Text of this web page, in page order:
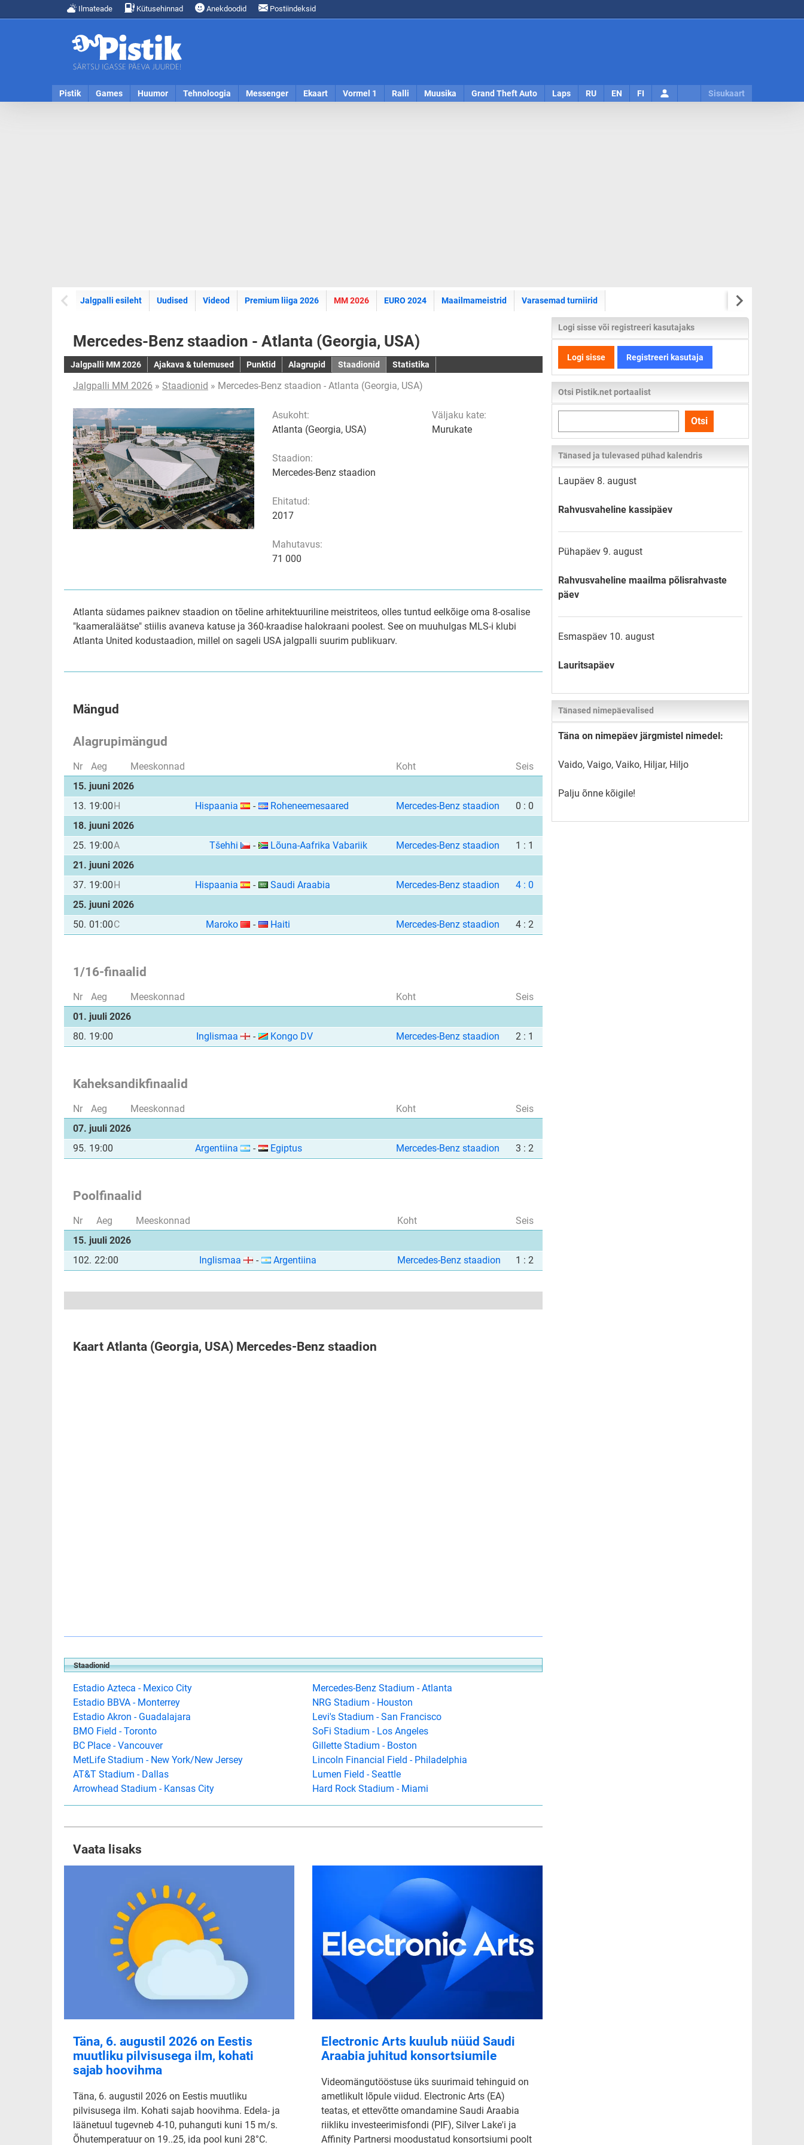
Ilmateade Kütusehinnad Anekdoodid Postiindeksid
Pistik Games Huumor Tehnoloogia Messenger Ekaart Vormel 1 Ralli Muusika Grand Theft Auto Laps RU EN FI Sisukaart
Jalgpalli esileht Uudised Videod Premium liiga 2026 MM 2026 EURO 2024 Maailmameistrid Varasemad turniirid
Mercedes-Benz staadion - Atlanta (Georgia, USA)
Jalgpalli MM 2026 Ajakava & tulemused Punktid Alagrupid Staadionid Statistika
Jalgpalli MM 2026 » Staadionid » Mercedes-Benz staadion - Atlanta (Georgia, USA)
Asukoht:
Atlanta (Georgia, USA)
Staadion:
Mercedes-Benz staadion
Ehitatud:
2017
Mahutavus:
71 000
Väljaku kate:
Murukate
Atlanta südames paiknev staadion on tõeline arhitektuuriline meistriteos, olles tuntud eelkõige oma 8-osalise
"kaameraläätse" stiilis avaneva katuse ja 360-kraadise halokraani poolest. See on muuhulgas MLS-i klubi
Atlanta United kodustaadion, millel on sageli USA jalgpalli suurim publikuarv.
Mängud
Alagrupimängud
Nr Aeg Meeskonnad Koht
Seis
15. juuni 2026
13. 19:00H Hispaania - Roheneemesaared Mercedes-Benz staadion
0 : 0
18. juuni 2026
25. 19:00A Tšehhi - Lõuna-Aafrika Vabariik Mercedes-Benz staadion
1 : 1
21. juuni 2026
37. 19:00H Hispaania - Saudi Araabia Mercedes-Benz staadion
4 : 0
25. juuni 2026
50. 01:00C Maroko - Haiti Mercedes-Benz staadion 4 : 2
1/16-finaalid
Nr Aeg Meeskonnad Koht
Seis
01. juuli 2026
80. 19:00 Inglismaa - Kongo DV Mercedes-Benz staadion 2 : 1
Kaheksandikfinaalid
Nr Aeg Meeskonnad Koht
Seis
07. juuli 2026
95. 19:00 Argentiina - Egiptus Mercedes-Benz staadion 3 : 2
Poolfinaalid
Nr Aeg Meeskonnad Koht
Seis
15. juuli 2026
102. 22:00 Inglismaa - Argentiina Mercedes-Benz staadion 1 : 2
Kaart Atlanta (Georgia, USA) Mercedes-Benz staadion
Staadionid
Estadio Azteca - Mexico City
Estadio BBVA - Monterrey
Estadio Akron - Guadalajara
BMO Field - Toronto
BC Place - Vancouver
MetLife Stadium - New York/New Jersey
AT&T Stadium - Dallas
Arrowhead Stadium - Kansas City
Mercedes-Benz Stadium - Atlanta
NRG Stadium - Houston
Levi's Stadium - San Francisco
SoFi Stadium - Los Angeles
Gillette Stadium - Boston
Lincoln Financial Field - Philadelphia
Lumen Field - Seattle
Hard Rock Stadium - Miami
Vaata lisaks
Täna, 6. augustil 2026 on Eestis
muutliku pilvisusega ilm, kohati
sajab hoovihma
Täna, 6. augustil 2026 on Eestis muutliku
pilvisusega ilm. Kohati sajab hoovihma. Edela- ja
läänetuul tugevneb 4-10, puhanguti kuni 15 m/s.
Õhutemperatuur on 19..25, ida pool kuni 28°C.
Electronic Arts kuulub nüüd Saudi
Araabia juhitud konsortsiumile
Videomängutööstuse üks suurimaid tehinguid on
ametlikult lõpule viidud. Electronic Arts (EA)
teatas, et ettevõtte omandamine Saudi Araabia
riikliku investeerimisfondi (PIF), Silver Lake'i ja
Affinity Partnersi moodustatud konsortsiumi poolt
Logi sisse või registreeri kasutajaks
Logi sisse Registreeri kasutaja
Otsi Pistik.net portaalist
kogu
lehelt
Otsi
Tänased ja tulevased pühad kalendris
Laupäev 8. august
Rahvusvaheline kassipäev
Pühapäev 9. august
Rahvusvaheline maailma põlisrahvaste
päev
Esmaspäev 10. august
Lauritsapäev
Tänased nimepäevalised
Täna on nimepäev järgmistel nimedel:
Vaido, Vaigo, Vaiko, Hiljar, Hiljo
Palju õnne kõigile!